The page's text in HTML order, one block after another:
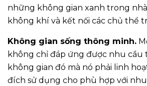
những không gian xanh trong
không khí và kết nối các chủ thể
Không gian sống thông minh.
không chỉ đáp ứng được nhu cầu
không gian đó mà nó phải linh
đích sử dụng cho phù hợp với